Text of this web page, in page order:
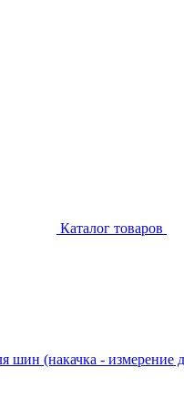
Каталог товаров
шин (накачка - измерение